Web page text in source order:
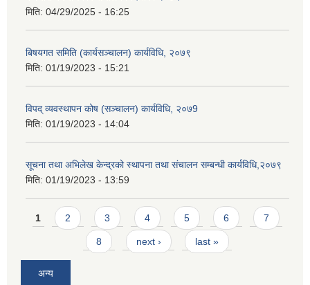
मिति: 04/29/2025 - 16:25
बिषयगत समिति (कार्यसञ्चालन) कार्यविधि, २०७९
मिति: 01/19/2023 - 15:21
विपद् व्यवस्थापन कोष (सञ्चालन) कार्यविधि, २०७9
मिति: 01/19/2023 - 14:04
सूचना तथा अभिलेख केन्द्रको स्थापना तथा संचालन सम्बन्धी कार्यविधि,२०७९
मिति: 01/19/2023 - 13:59
Pages
1 2 3 4 5 6 7
8 next › last »
अन्य